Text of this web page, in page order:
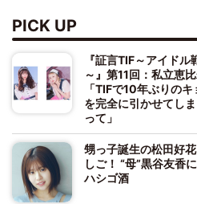
PICK UP
『証言TIF～アイド
～』第11回：私立恵
「TIFで10年ぶりの
を完全に引かせてし
って」
甥っ子誕生の松田好
しご！ “母”黒谷友香
ハシゴ酒